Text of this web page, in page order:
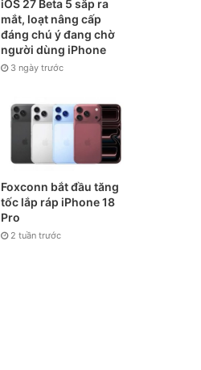
iOS 27 Beta 5 sắp ra
mắt, loạt nâng cấp
đáng chú ý đang chờ
người dùng iPhone
3 ngày trước
Foxconn bắt đầu tăng
tốc lắp ráp iPhone 18
Pro
2 tuần trước